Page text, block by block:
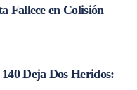
Fallece en Colisión
Deja Dos Heridos: